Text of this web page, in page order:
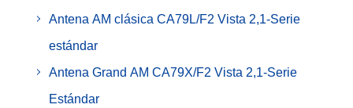
Antena AM clásica CA79L/F2 Vista 2,1-Serie
estándar
Antena Grand AM CA79X/F2 Vista 2,1-Serie
Estándar